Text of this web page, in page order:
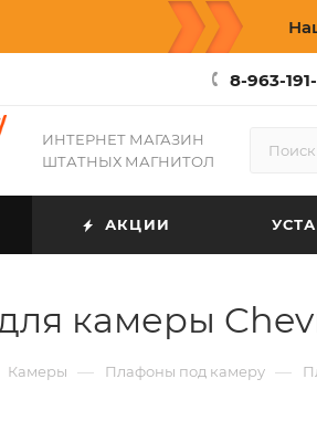
8-963-
ИНТЕРНЕТ МАГАЗИН
ШТАТНЫХ МАГНИТОЛ
АКЦИИ
камеры
Камеры — Плафоны под камеру —